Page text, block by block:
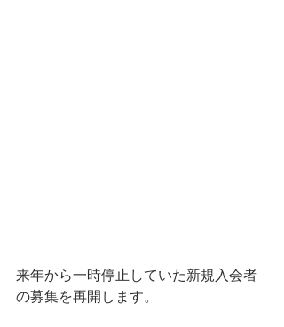
来年から一時停止していた新規入会者
の募集を再開します。